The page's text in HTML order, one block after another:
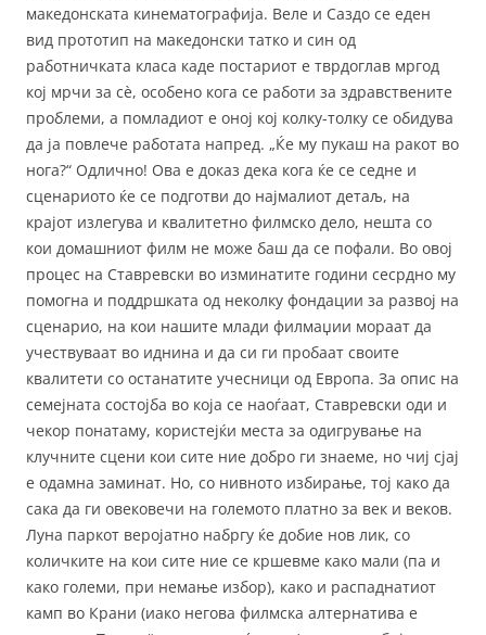
македонската кинематографија. Веле и Саздо се еден
вид прототип на македонски татко и син од
работничката класа каде постариот е тврдоглав мргод
кој мрчи за сè, особено кога се работи за здравствените
проблеми, а помладиот е оној кој колку-толку се обидува
да ја повлече работата напред. „Ќе му пукаш на ракот во
нога?“ Одлично! Ова е доказ дека кога ќе се седне и
сценариото ќе се подготви до најмалиот детаљ, на
крајот излегува и квалитетно филмско дело, нешта со
кои домашниот филм не може баш да се пофали. Во овој
процес на Ставревски во изминатите години сесрдно му
помогна и поддршката од неколку фондации за развој на
сценарио, на кои нашите млади филмаџии мораат да
учествуваат во иднина и да си ги пробаат своите
квалитети со останатите учесници од Европа. За опис на
семејната состојба во која се наоѓаат, Ставревски оди и
чекор понатаму, користејќи места за одигрување на
клучните сцени кои сите ние добро ги знаеме, но чиј сјај
е одамна заминат. Но, со нивното избирање, тој како да
сака да ги овековечи на големото платно за век и веков.
Луна паркот веројатно набргу ќе добие нов лик, со
количките на кои сите ние се кршевме како мали (па и
како големи, при немање избор), како и распаднатиот
камп во Крани (иако негова филмска алтернатива е